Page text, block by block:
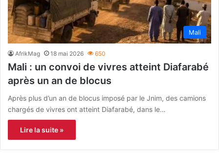
Mali
AfrikMag 18 mai 2026 650
Mali : un convoi de vivres atteint Diafarabé
après un an de blocus
Après plus d’un an de blocus imposé par le Jnim, des camions
chargés de vivres ont atteint Diafarabé, dans le…
Lire la suite »